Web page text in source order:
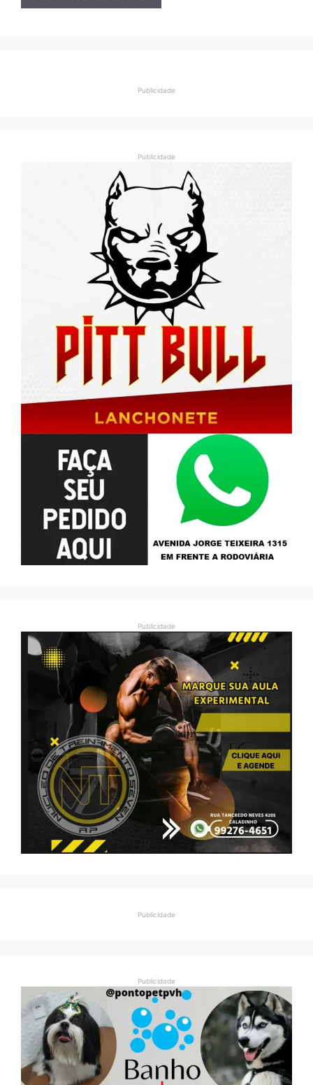
Publicidade
Publicidade
Publicidade
Publicidade
Publicidade